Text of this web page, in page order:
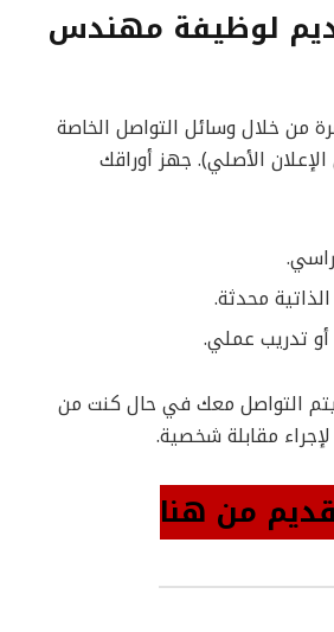
لوظيفة مهندس
من خلال وسائل التواصل الخاصة
الأصلي). جهز أوراقك
محدثة.
تدريب عملي.
التواصل معك في حال كنت من
مقابلة شخصية.
من هنا